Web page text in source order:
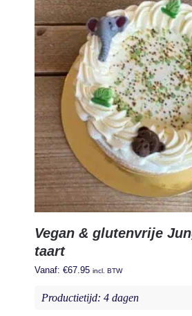
Vegan & glutenvrije
taart
Vanaf: €67.95 incl. BTW
Productietijd: 4 dagen